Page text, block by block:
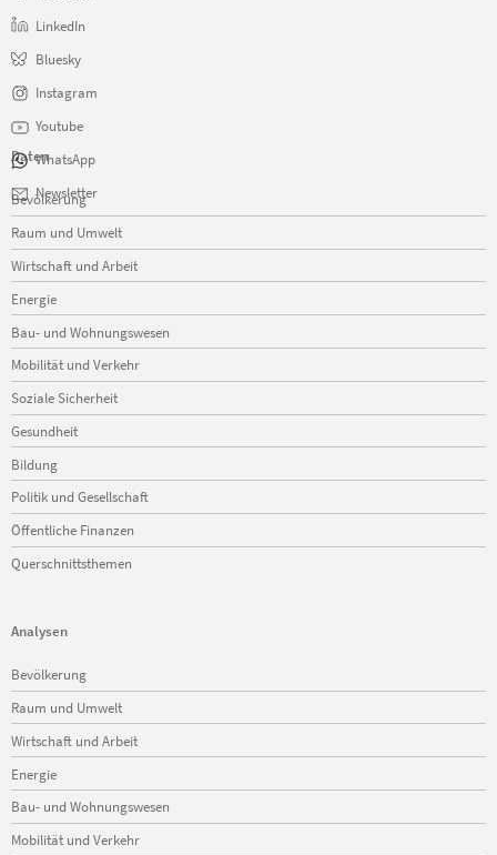
LinkedIn
Bluesky
Instagram
Youtube
WhatsApp
Newsletter
Daten
Navigation
überspringen
Bevölkerung
Raum und Umwelt
Wirtschaft und Arbeit
Energie
Bau- und Wohnungswesen
Mobilität und Verkehr
Soziale Sicherheit
Gesundheit
Bildung
Politik und Gesellschaft
Öffentliche Finanzen
Querschnittsthemen
Analysen
Navigation
überspringen
Bevölkerung
Raum und Umwelt
Wirtschaft und Arbeit
Energie
Bau- und Wohnungswesen
Mobilität und Verkehr